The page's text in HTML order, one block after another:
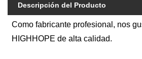
Descripción del Producto
Como fabricante profesional, nos
HIGHHOPE de alta calidad.